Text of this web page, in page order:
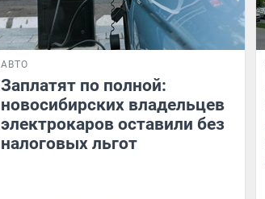
АВТО
Заплатят по полной:
новосибирских владельцев
электрокаров оставили без
налоговых льгот